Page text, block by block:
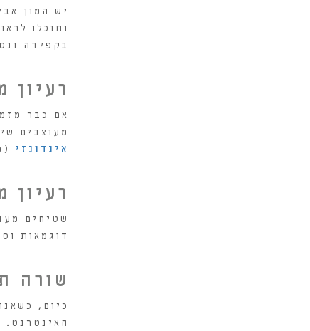
יש המון
ותוכלו
בקפידה
רעיון מס' 6 -
אם כבר
מעוצבים
אינדונזי
רעיון מס' 7 –
שטיחים
דוגמאות
שורה
כיום,